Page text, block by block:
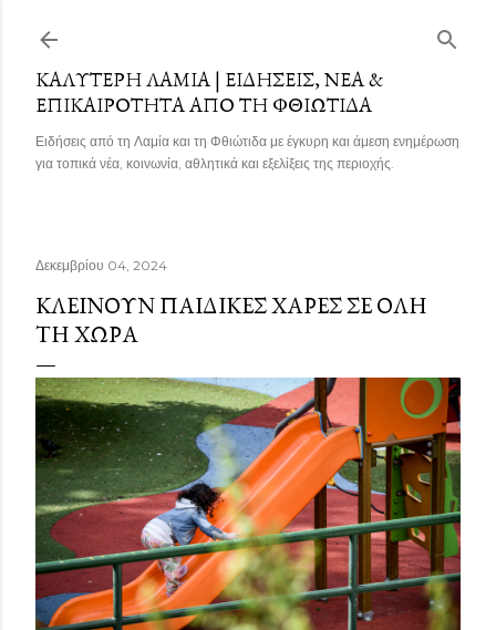
ΚΑΛΎΤΕΡΗ ΛΑΜΊΑ | ΕΙΔΉΣΕΙΣ, ΝΈΑ &
ΕΠΙΚΑΙΡΌΤΗΤΑ ΑΠΌ ΤΗ ΦΘΙΏΤΙΔΑ
Ειδήσεις από τη Λαμία και τη Φθιώτιδα με έγκυρη και άμεση ενημέρωση
για τοπικά νέα, κοινωνία, αθλητικά και εξελίξεις της περιοχής.
Δεκεμβρίου 04, 2024
ΚΛΕΊΝΟΥΝ ΠΑΙΔΙΚΈΣ ΧΑΡΈΣ ΣΕ ΌΛΗ
ΤΗ ΧΏΡΑ